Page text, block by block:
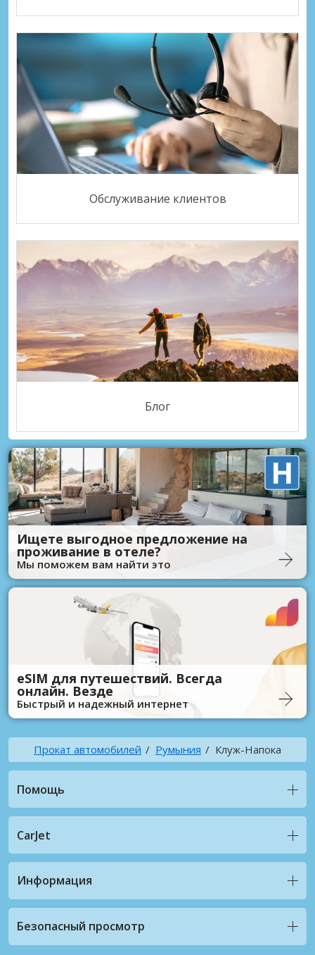
Обслуживание клиентов
Блог
Ищете выгодное предложение на
проживание в отеле?
Мы поможем вам найти это
eSIM для путешествий. Всегда
онлайн. Везде
Быстрый и надежный интернет
Прокат автомобилей Румыния Клуж-Напока
Помощь
CarJet
Информация
Безопасный просмотр